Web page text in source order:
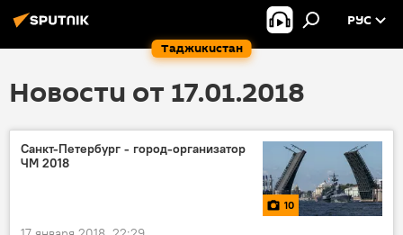
Таджикистан
РУС
Новости от 17.01.2018
Санкт-Петербург - город-организатор
ЧМ 2018
10